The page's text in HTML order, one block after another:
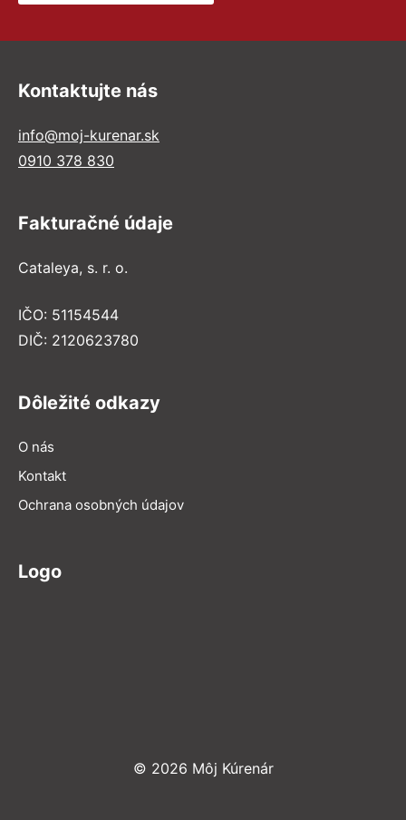
Kontaktujte nás
info@moj-kurenar.sk
0910 378 830
Fakturačné údaje
Cataleya, s. r. o.
IČO: 51154544
DIČ: 2120623780
Dôležité odkazy
O nás
Kontakt
Ochrana osobných údajov
Logo
© 2026 Môj Kúrenár